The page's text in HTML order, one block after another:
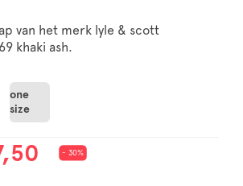
van het merk lyle & scott
khaki ash.
one
size
- 30%